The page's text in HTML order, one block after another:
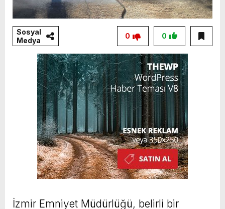
Sosyal
Medya
0
0
İzmir Emniyet Müdürlüğü, belirli bir